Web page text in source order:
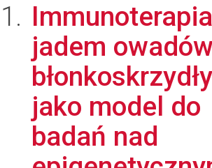
Immunoterapia
jadem owadów
jako model do
badań nad